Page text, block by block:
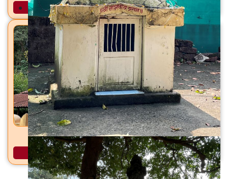
अधिक माहिती
ब्रम्हदेव मंदिर कोर्ले, ता. देवगड, जि. सिंधुदुर्ग
अधिक माहिती